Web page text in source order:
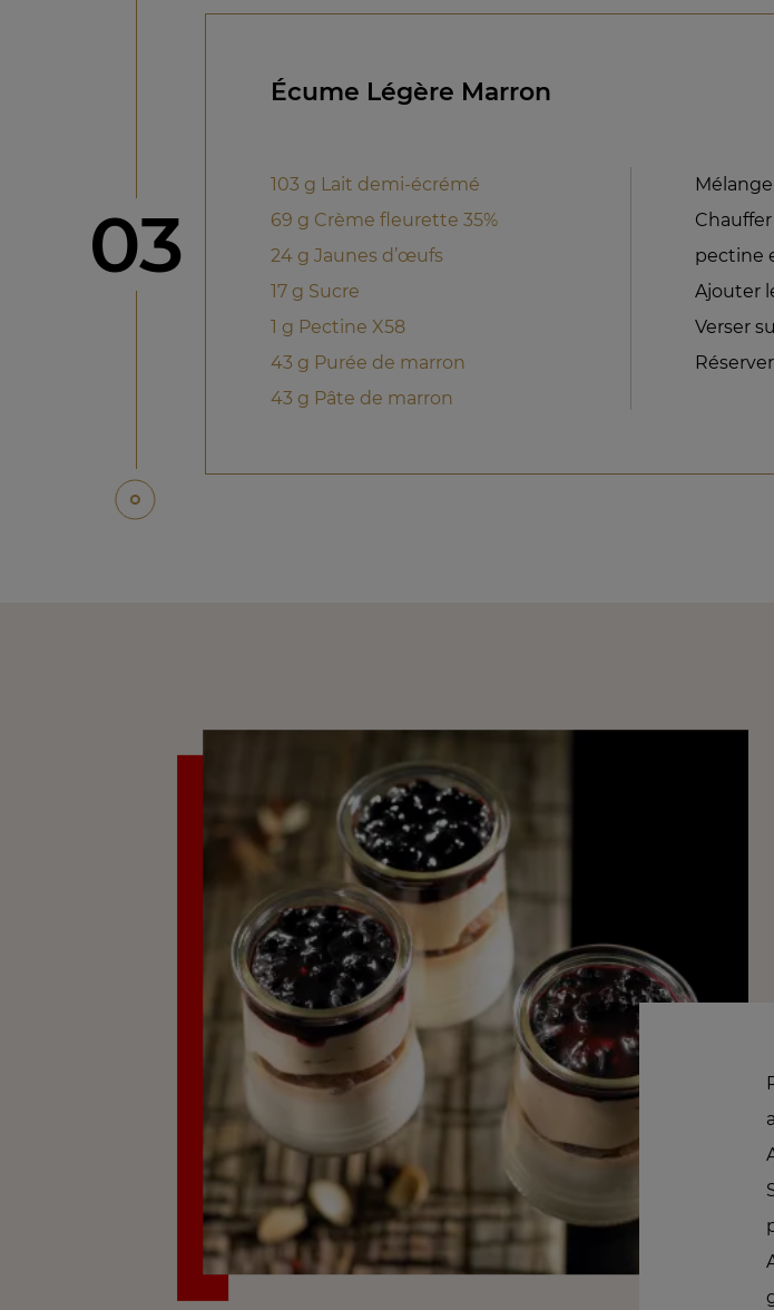
étape
03
Écume Légère Marron
103 g Lait demi-écrémé
69 g Crème fleurette 35%
24 g Jaunes d’œufs
17 g Sucre
1 g Pectine X58
43 g Purée de marron
43 g Pâte de marron
pectine
Ajouter
Verser